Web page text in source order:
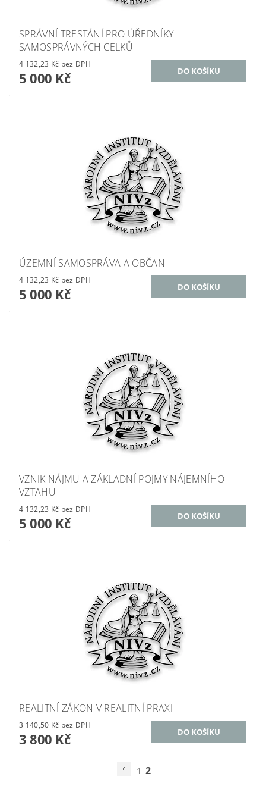
SPRÁVNÍ TRESTÁNÍ PRO ÚŘEDNÍKY
SAMOSPRÁVNÝCH CELKŮ
4 132,23 Kč bez DPH
5 000 Kč
ÚZEMNÍ SAMOSPRÁVA A OBČAN
4 132,23 Kč bez DPH
5 000 Kč
VZNIK NÁJMU A ZÁKLADNÍ POJMY NÁJEMNÍHO
VZTAHU
4 132,23 Kč bez DPH
5 000 Kč
REALITNÍ ZÁKON V REALITNÍ PRAXI
3 140,50 Kč bez DPH
3 800 Kč
1 2